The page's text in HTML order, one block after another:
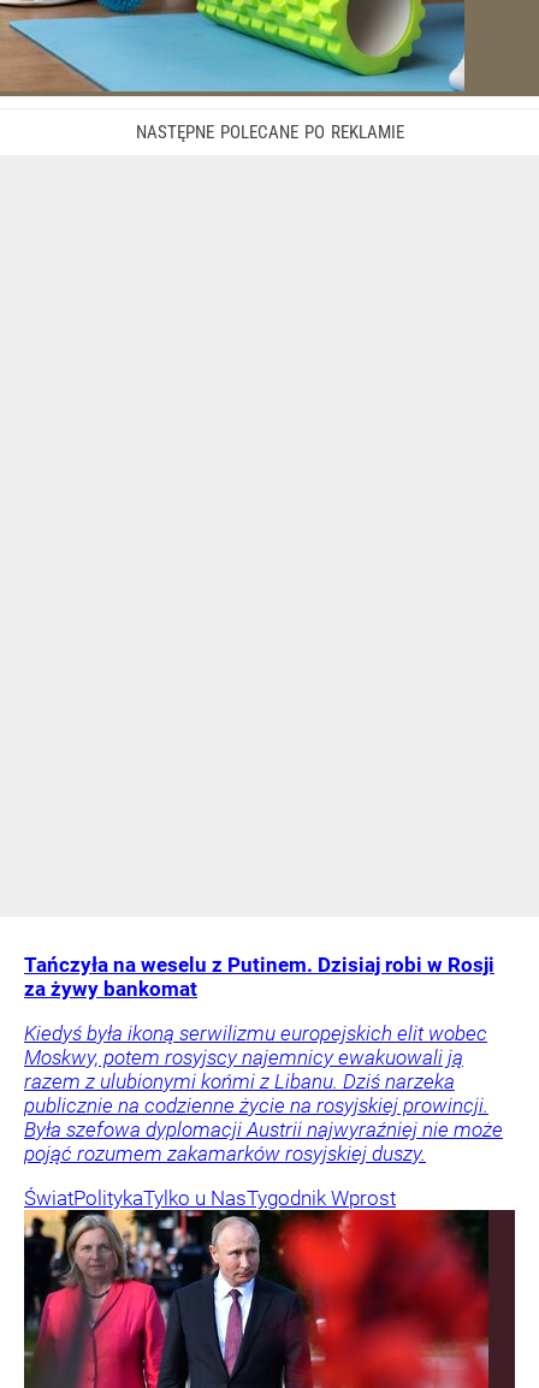
Tańczyła na weselu z Putinem. Dzisiaj robi w Rosji
za żywy bankomat
Kiedyś była ikoną serwilizmu europejskich elit wobec
Moskwy, potem rosyjscy najemnicy ewakuowali ją
razem z ulubionymi końmi z Libanu. Dziś narzeka
publicznie na codzienne życie na rosyjskiej prowincji.
Była szefowa dyplomacji Austrii najwyraźniej nie może
pojąć rozumem zakamarków rosyjskiej duszy.
ŚwiatPolitykaTylko u NasTygodnik Wprost